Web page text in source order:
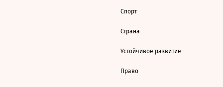
Спорт
Страна
Устойчивое развитие
Право